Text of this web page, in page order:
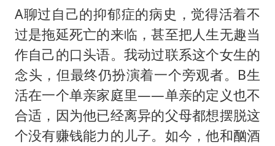
A聊过自己的抑郁症的病史，觉得活着不
过是拖延死亡的来临，甚至把人生无趣当
作自己的口头语。我动过联系这个女生的
念头，但最终仍扮演着一个旁观者。B生
活在一个单亲家庭里——单亲的定义也不
合适，因为他已经离异的父母都想摆脱这
个没有赚钱能力的儿子。如今，他和酗酒